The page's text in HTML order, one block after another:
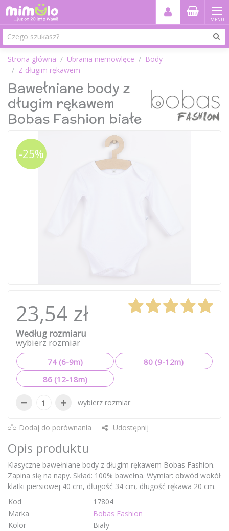
MENU
Strona główna Ubrania niemowlęce
Body
Z długim rękawem
Bawełniane body z
długim rękawem
Bobas Fashion białe
-25%
23,54 zł
Według rozmiaru
wybierz rozmiar
74 (6-9m)
80 (9-12m)
86 (12-18m)
− + wybierz rozmiar
Dodaj do porównania Udostępnij
Opis produktu
Klasyczne bawełniane body z długim rękawem Bobas Fashion.
Zapina się na napy. Skład: 100% bawełna. Wymiar: obwód wokół
klatki piersiowej 40 cm, długość 34 cm, długość rękawa 20 cm.
Kod
17804
Marka
Bobas Fashion
Kolor
Biały